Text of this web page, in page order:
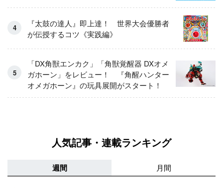
『太鼓の達人』即上達！ 世界大会優勝者
が伝授するコツ《実践編》
「DX角獣エンカク」「角獣覚醒器 DXオメ
ガホーン」をレビュー！ 『角醒ハンター
オメガホーン』の玩具展開がスタート！
人気記事・連載ランキング
週間 月間